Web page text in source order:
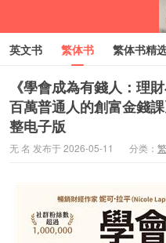
英文书 繁体书 繁体书精
小语种 绝版书 彩虹亲子
《學會成為有錢人：理
百萬普通人的創富金錢
整电子版
无 名 发布于 2026-05-11 分类：